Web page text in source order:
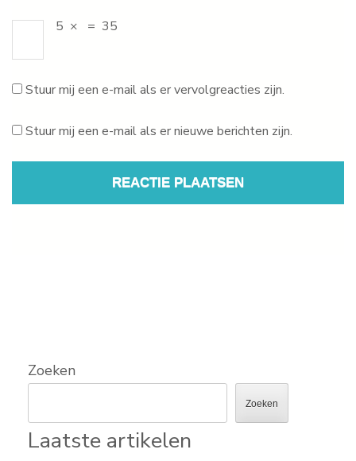
5 × = 35
Stuur mij een e-mail als er vervolgreacties zijn.
Stuur mij een e-mail als er nieuwe berichten zijn.
Zoeken
Zoeken
Laatste artikelen